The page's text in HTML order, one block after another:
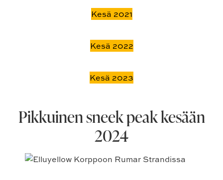
Kesä 2021
Kesä 2022
Kesä 2023
Pikkuinen sneek peak kesään
2024